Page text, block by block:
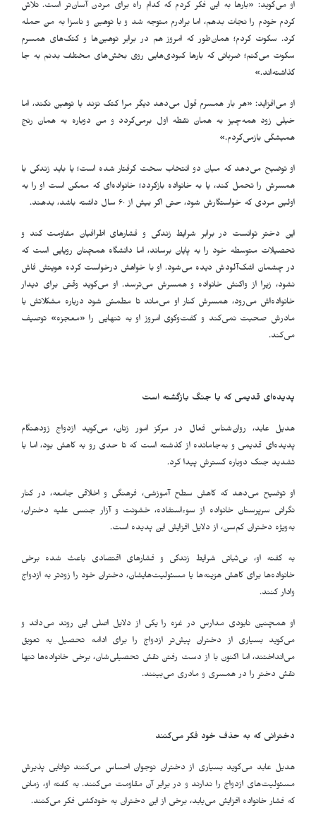
او می‌گوید: «بارها به این فکر کردم که کدام راه برای مردن آسان‌تر است. تلاش
کردم خودم را نجات بدهم، اما برادرم متوجه شد و با توهین و ناسزا به من حمله
کرد. سکوت کردم؛ همان‌طور که امروز هم در برابر توهین‌ها و کتک‌های همسرم
سکوت می‌کنم؛ ضرباتی که بارها کبودی‌هایی روی بخش‌های مختلف بدنم به جا
گذاشته‌اند.
»
او می‌افزاید: «هر بار همسرم قول می‌دهد دیگر مرا کتک نزند یا توهین نکند، اما
خیلی زود همه‌چیز به همان نقطه اول برمی‌گردد و من دوباره به همان رنج
همیشگی بازمی‌گردم.
»
او توضیح می‌دهد که میان دو انتخاب سخت گرفتار شده است؛ یا باید زندگی با
همسرش را تحمل کند، یا به خانواده بازگردد؛ خانواده‌ای که ممکن است او را به
اولین مردی که خواستگارش شود، حتی اگر بیش از ۶۰ سال داشته باشد، بدهند
.
این دختر توانست در برابر شرایط زندگی و فشارهای اطرافیان مقاومت کند و
تحصیلات متوسطه خود را به پایان برساند، اما دانشگاه همچنان رویایی است که
در چشمان اشک‌آلودش دیده می‌شود. او با خواهش درخواست کرده هویتش فاش
نشود، زیرا از واکنش خانواده و همسرش می‌ترسد. او می‌گوید وقتی برای دیدار
خانواده‌اش می‌رود، همسرش کنار او می‌ماند تا مطمئن شود درباره مشکلاتش با
مادرش صحبت نمی‌کند و گفت‌وگوی امروز او به تنهایی را «معجزه» توصیف
می‌کند.
پدیده‌ای قدیمی که با جنگ بازگشته است
هدیل عابد، روان‌شناس فعال در مرکز امور زنان، می‌گوید ازدواج زودهنگام
پدیده‌ای قدیمی و به‌جا‌مانده از گذشته است که تا حدی رو به کاهش بود، اما با
تشدید جنگ دوباره گسترش پیدا کرد.
او توضیح می‌دهد که کاهش سطح آموزشی، فرهنگی و اخلاقی جامعه، در کنار
نگرانی سرپرستان خانواده از سوءاستفاده، خشونت و آزار جنسی علیه دختران،
به‌ویژه دختران کم‌سن، از دلایل افزایش این پدیده است.
به گفته او، بی‌ثباتی شرایط زندگی و فشارهای اقتصادی باعث شده برخی
خانواده‌ها برای کاهش هزینه‌ها یا مسئولیت‌هایشان، دختران خود را زودتر به ازدواج
وادار کنند.
او همچنین نابودی مدارس در غزه را یکی از دلایل اصلی این روند می‌داند و
می‌گوید بسیاری از دختران پیش‌تر ازدواج را برای ادامه تحصیل به تعویق
می‌انداختند، اما اکنون با از دست رفتن نقش تحصیلی‌شان، برخی خانواده‌ها تنها
نقش دختر را در همسری و مادری می‌بینند.
دخترانی که به حذف خود فکر می‌کنند
هدیل عابد می‌گوید بسیاری از دختران نوجوان احساس می‌کنند توانایی پذیرش
مسئولیت‌های ازدواج را ندارند و در برابر آن مقاومت می‌کنند. به گفته او، زمانی
که فشار خانواده افزایش می‌یابد، برخی از این دختران به خودکشی فکر می‌کنند.